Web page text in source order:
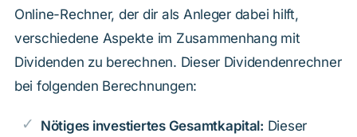
Online-Rechner, der dir als Anleger dabei hilft,
verschiedene Aspekte im Zusammenhang mit
Dividenden zu berechnen. Dieser Dividendenrechner
bei folgenden Berechnungen:
Nötiges investiertes Gesamtkapital: Dieser